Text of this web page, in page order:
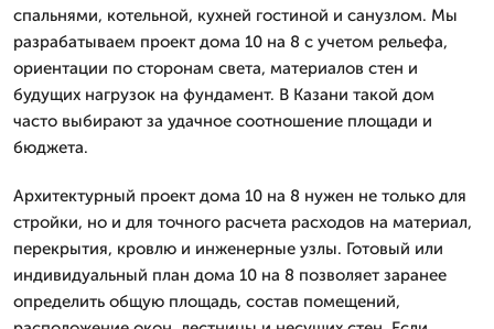
спальнями, котельной, кухней гостиной и санузлом. Мы
разрабатываем проект дома 10 на 8 с учетом рельефа,
ориентации по сторонам света, материалов стен и
будущих нагрузок на фундамент. В Казани такой дом
часто выбирают за удачное соотношение площади и
бюджета.
Архитектурный проект дома 10 на 8 нужен не только для
стройки, но и для точного расчета расходов на материал,
перекрытия, кровлю и инженерные узлы. Готовый или
индивидуальный план дома 10 на 8 позволяет заранее
определить общую площадь, состав помещений,